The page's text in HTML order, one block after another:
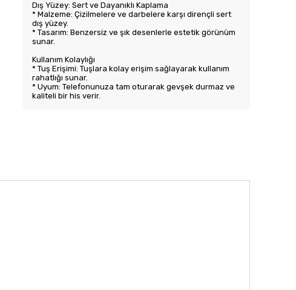
Dış Yüzey: Sert ve Dayanıklı Kaplama
* Malzeme: Çizilmelere ve darbelere karşı dirençli sert
dış yüzey.
* Tasarım: Benzersiz ve şık desenlerle estetik görünüm
sunar.
Kullanım Kolaylığı
* Tuş Erişimi: Tuşlara kolay erişim sağlayarak kullanım
rahatlığı sunar.
* Uyum: Telefonunuza tam oturarak gevşek durmaz ve
kaliteli bir his verir.